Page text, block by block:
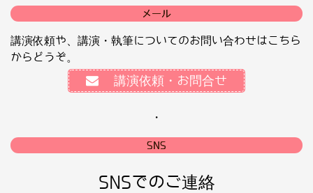
メール
講演依頼や、講演・執筆についてのお問い合わせはこちら
からどうぞ。
講演依頼・お問合せ
・
SNS
SNSでのご連絡